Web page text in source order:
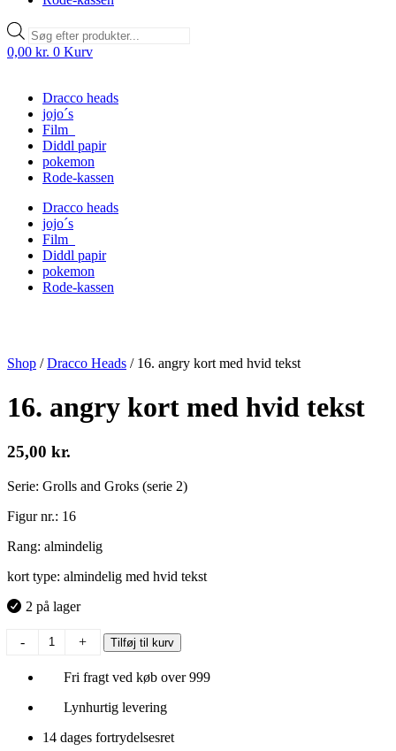
Products
search
0,00 kr. 0 Kurv
Dracco heads
jojo´s
Film
Diddl papir
pokemon
Rode-kassen
Dracco heads
jojo´s
Film
Diddl papir
pokemon
Rode-kassen
Shop /Dracco Heads / 16. angry kort med hvid tekst
16. angry kort med hvid tekst
25,00 kr.
Serie: Grolls and Groks (serie 2)
Figur nr.: 16
Rang: almindelig
kort type: almindelig med hvid tekst
2 på lager
-
med
tekst
+ Tilføj til kurv
Fri fragt ved køb over 999
Lynhurtig levering
14 dages fortrydelsesret